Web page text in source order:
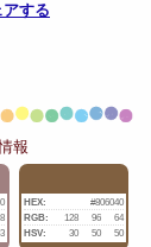
アする
報
HEX:
#806040
RGB:
128 96
64
HSV:
30 50 50